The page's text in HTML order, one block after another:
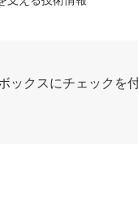
ックスにチェックを